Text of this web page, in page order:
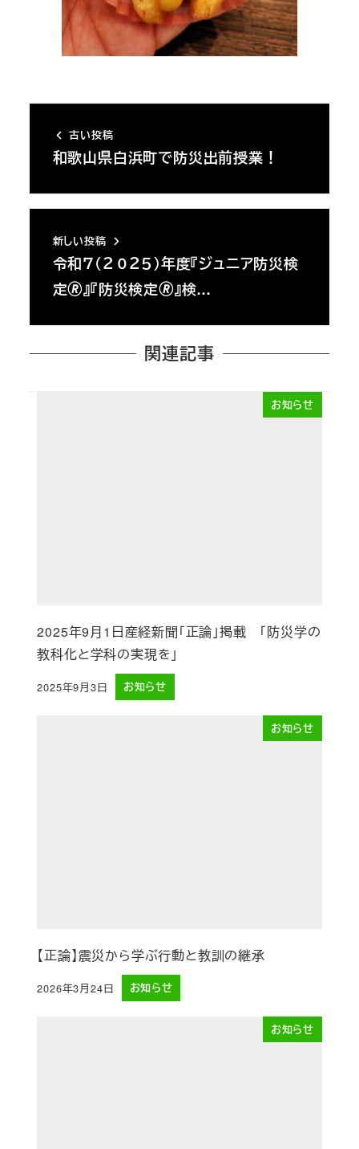
古い投稿
和歌山県白浜町で防災出前授業！
新しい投稿
令和７（２０２５）年度『ジュニア防災検
定🄬』『防災検定🄬』検…
関連記事
お知らせ
2025年9月1日産経新聞「正論」掲載 「防災学の
教科化と学科の実現を」
投稿日
2025年9月3日 お知らせ
お知らせ
【正論】震災から学ぶ行動と教訓の継承
投稿日
2026年3月24日 お知らせ
お知らせ